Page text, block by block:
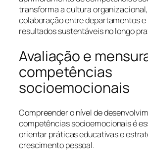
transforma a cultura
colaboração entre departamentos
resultados sustentáveis no longo
Avaliação e
competências
socioemocionais
Compreender o nível de
competências socioemocionais é
orientar práticas educativas e
crescimento pessoal.